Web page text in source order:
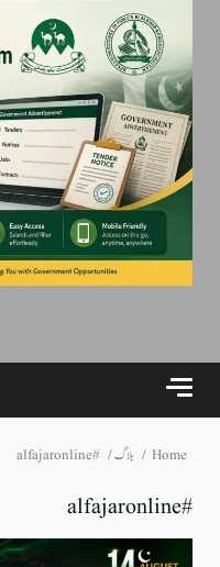
Home بلاگ #alfajaronline
#alfajaronline